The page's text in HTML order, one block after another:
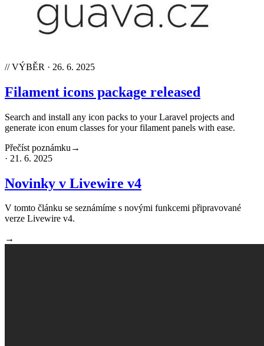
// VÝBĚR · 26. 6. 2025
Filament icons package released
Search and install any icon packs to your Laravel projects and
generate icon enum classes for your filament panels with ease.
Přečíst poznámku →
· 21. 6. 2025
Novinky v Livewire v4
V tomto článku se seznámíme s novými funkcemi připravované
verze Livewire v4.
→